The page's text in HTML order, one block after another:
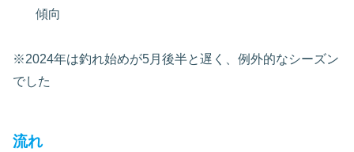
傾向
※2024年は釣れ始めが5月後半と遅く、例外的なシーズン
でした
流れ